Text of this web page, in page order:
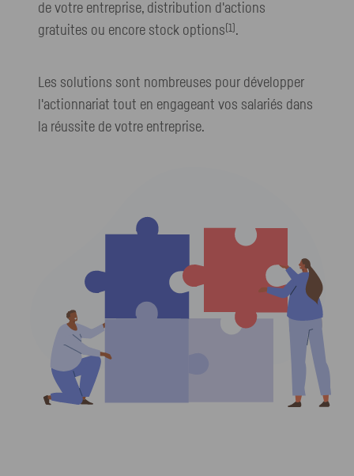
de votre entreprise, distribution d'actions
gratuites ou encore stock options (1) .
Les solutions sont nombreuses pour développer
l'actionnariat tout en engageant vos salariés dans
la réussite de votre entreprise.